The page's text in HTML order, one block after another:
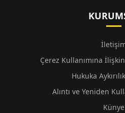
Çerez Kullanımına
Hukuka
Alıntı ve Yeniden
Künye